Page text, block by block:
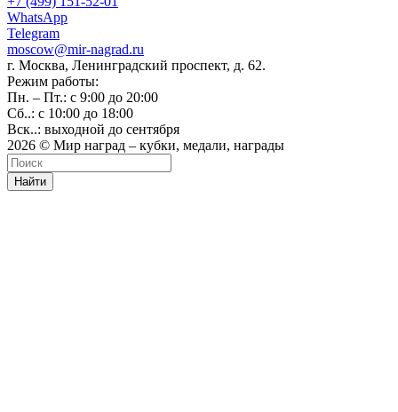
WhatsApp
Telegram
moscow@mir-nagrad.ru
г. Москва, Ленинградский проспект, д. 62.
Режим работы:
Пн. – Пт.: с 9:00 до 20:00
Сб..: с 10:00 до 18:00
Вск..: выходной до сентября
2026 © Мир наград – кубки, медали, награды
Найти